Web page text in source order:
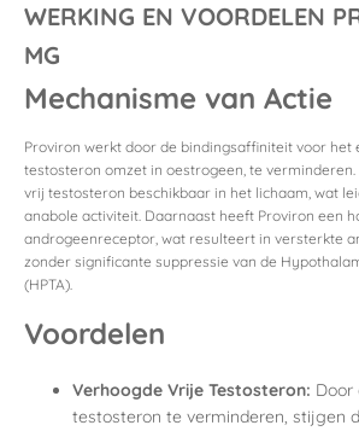
WERKING EN VOORDELEN
MG
Mechanisme van Actie
Proviron werkt door de bindingsaffiniteit voor het
testosteron omzet in oestrogeen, te verminderen.
vrij testosteron beschikbaar in het lichaam, wat
anabole activiteit. Daarnaast heeft Proviron een
androgeenreceptor, wat resulteert in versterkte
zonder significante suppressie van de
(HPTA).
Voordelen
Verhoogde Vrije Testosteron: Door
testosteron te verminderen, stijgen